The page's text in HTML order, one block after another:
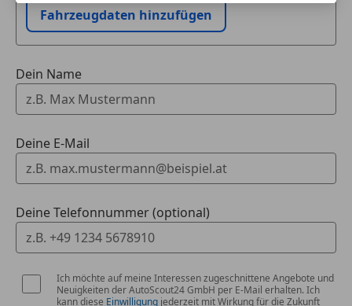
Wegfahrsperre
Zentralverriegelung
Zentralverriegelung mit Funkfernbedienung
Extras
Alufelgen (18")
Dachreling
E10-geeignet
Elektronische Parkbremse
Innenspiegel automatisch abblendend
Katalysator
Pannenkit
Spoiler
Sportpaket
Fahrzeugdaten hinzufügen
Dein Name
Deine E-Mail
Deine Telefonnummer (optional)
Ich möchte auf meine Interessen zugeschnittene Angebote und
Neuigkeiten der AutoScout24 GmbH per E-Mail erhalten. Ich
kann diese Einwilligung jederzeit mit Wirkung für die Zukunft